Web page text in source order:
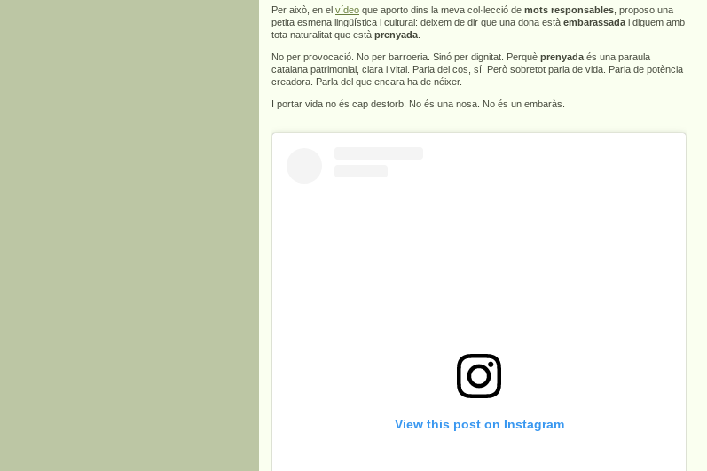
Per això, en el vídeo que aporto dins la meva col·lecció de mots responsables , proposo una
petita esmena lingüística i cultural: deixem de dir que una dona està embarassada i diguem amb
tota naturalitat que està prenyada
No per provocació. No per barroeria. Sinó per dignitat. Perquè prenyada és una paraula
catalana patrimonial, clara i vital. Parla del cos, sí. Però sobretot parla de vida. Parla de potència
creadora. Parla del que encara ha de néixer.
I portar vida no és cap destorb. No és una nosa. No és un embaràs.
View this post on Instagram